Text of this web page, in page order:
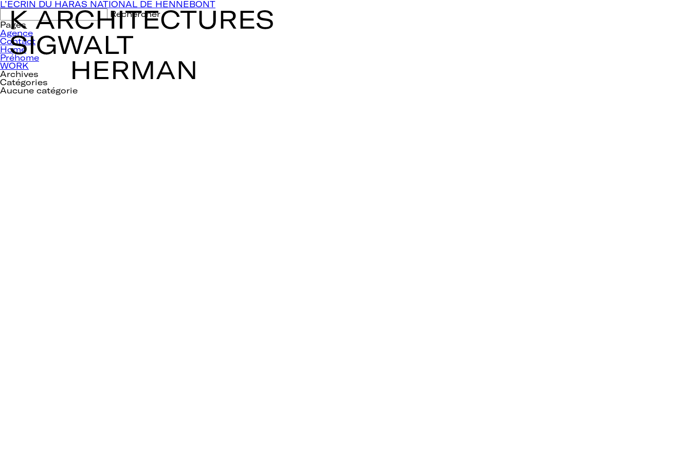
Navigation
de
l’article
L’ECRIN DU HARAS NATIONAL DE HENNEBONT
Rechercher :
Pages
Agence
Contact
Home
Préhome
WORK
Archives
Catégories
Aucune catégorie